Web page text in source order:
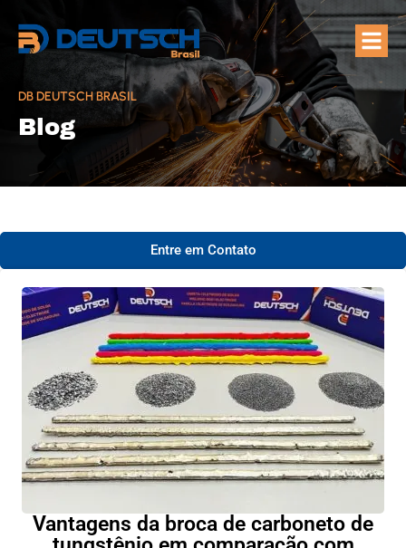
DB DEUTSCH BRASIL
Blog
Entre em Contato
Vantagens da broca de carboneto de